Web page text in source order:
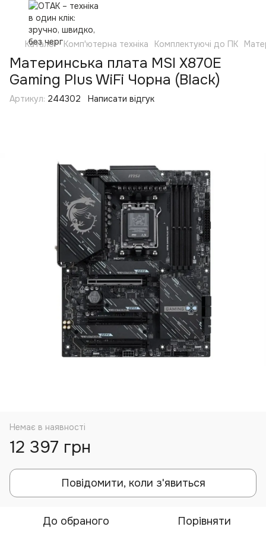
Каталог Комп'ютерна техніка Комплектуючі до ПК
Материнська плата MSI X870E
Gaming Plus WiFi Чорна (Black)
Артикул: 244302 Написати відгук
Немає в наявності
12 397 грн
Повідомити, коли з'явиться
До обраного Порівняти